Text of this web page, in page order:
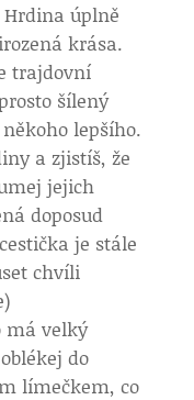
úplně
krása.
trajdovní
šílený
lepšího.
a zjistíš, že
jejich
doposud
je stále
chvíli
má velký
do
límečkem, co